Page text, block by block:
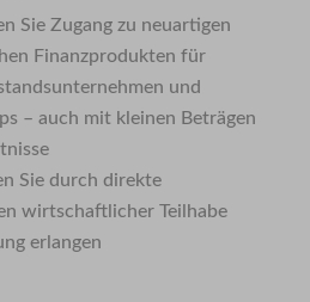
Sie Zugang zu neuartigen
Finanzprodukten für
und
– auch mit kleinen Beträgen
Sie durch direkte
wirtschaftlicher Teilhabe
erlangen